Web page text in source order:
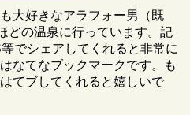
大好きなアラフォー男（既
どの温泉に行っています。記
でシェアしてくれると非常に
なてなブックマークです。も
てブしてくれると嬉しいで